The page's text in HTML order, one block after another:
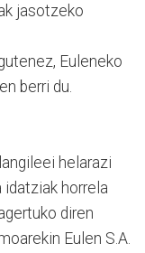
jasotzeko
Euleneko
berri du.
helarazi
idatziak horrela
diren
Eulen S.A.